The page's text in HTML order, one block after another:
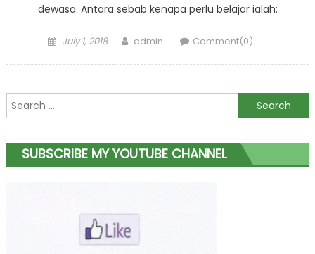
dewasa. Antara sebab kenapa perlu belajar ialah:
Posted
July 1, 2018 Author
admin Comment(0)
Search
for:
SUBSCRIBE MY YOUTUBE CHANNEL